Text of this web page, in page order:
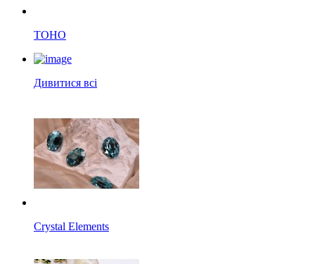
TOHO
Дивитися всі
Crystal Elements